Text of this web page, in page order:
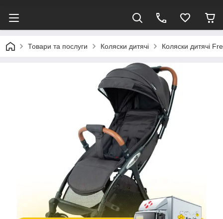
Товари та послуги Коляски дитячі Коляски дитячі